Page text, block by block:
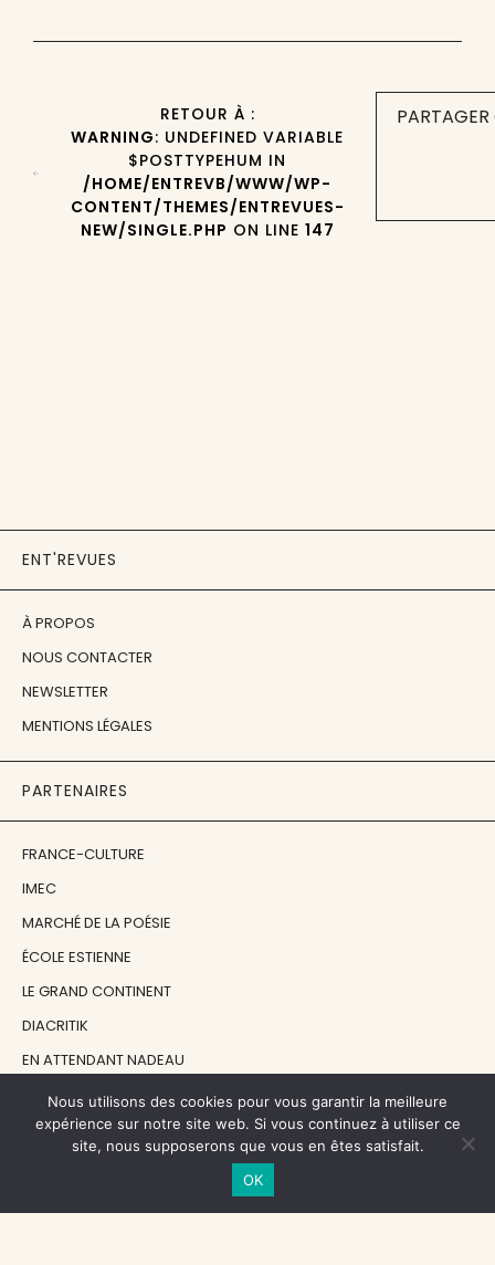
RETOUR À :
WARNING: UNDEFINED VARIABLE
$POSTTYPEHUM IN
/HOME/ENTREVB/WWW/WP-
CONTENT/THEMES/ENTREVUES-
NEW/SINGLE.PHP ON LINE 147
ENT'REVUES
À PROPOS
NOUS CONTACTER
NEWSLETTER
MENTIONS LÉGALES
PARTENAIRES
FRANCE-CULTURE
IMEC
MARCHÉ DE LA POÉSIE
ÉCOLE ESTIENNE
LE GRAND CONTINENT
DIACRITIK
EN ATTENDANT NADEAU
NOS SOUTIENS
Nous utilisons des cookies pour vous garantir la meilleure
expérience sur notre site web. Si vous continuez à utiliser ce
site, nous supposerons que vous en êtes satisfait.
OK